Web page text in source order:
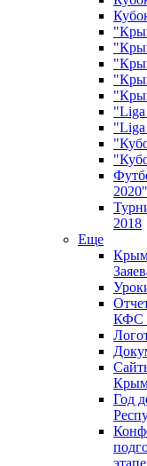
"Liga
"Liga
2020"
2018
Еще
КФС
Год